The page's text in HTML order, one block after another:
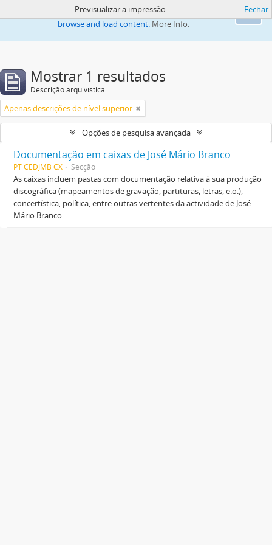
Ok
This website uses cookies to enhance your ability to
browse and load content. More Info.
Previsualizar a impressão Fechar
Mostrar 1 resultados
Descrição arquivística
Apenas descrições de nível superior
Opções de pesquisa avançada
Documentação em caixas de José Mário Branco
PT CEDJMB CX Secção
As caixas incluem pastas com documentação relativa à sua produção
discográfica (mapeamentos de gravação, partituras, letras, e.o.),
concertística, política, entre outras vertentes da actividade de José
Mário Branco.